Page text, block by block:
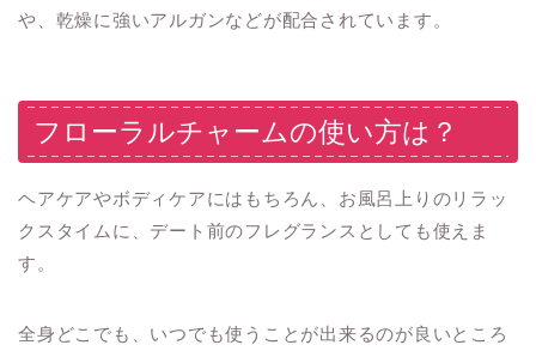
や、乾燥に強いアルガンなどが配合されています。
フローラルチャームの使い方は？
ヘアケアやボディケアにはもちろん、お風呂上りのリラッ
クスタイムに、デート前のフレグランスとしても使えま
す。
全身どこでも、いつでも使うことが出来るのが良いところ